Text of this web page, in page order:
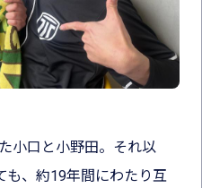
小口と小野田。それ以
も、約19年間にわたり互